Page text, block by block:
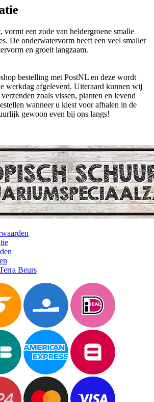
vormt een zode van heldergroene smalle
De onderwatervorm heeft een veel smaller
en groeit langzaam.
bestelling met PostNL en deze wordt
werkdag afgeleverd. Uiteraard kunnen wij
zoals vissen, planten en levend
wanneer u kiest voor afhalen in de
gewoon even bij ons langs!
Beurs